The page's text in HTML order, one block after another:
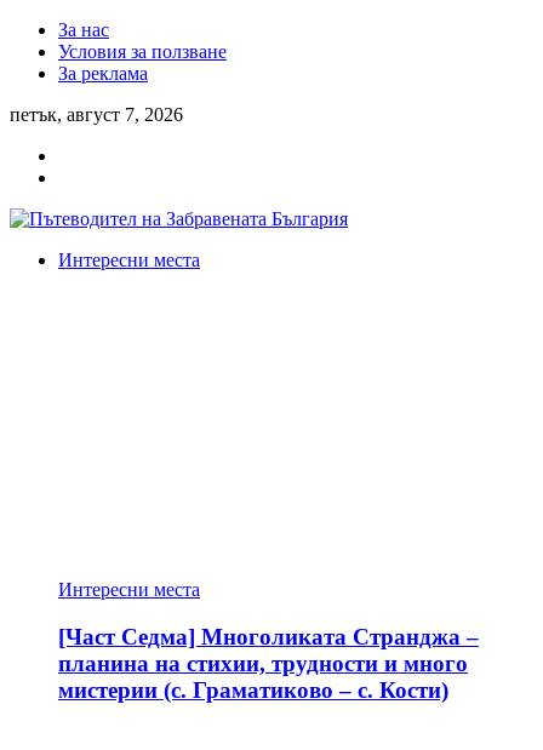
За нас
Условия за ползване
За реклама
петък, август 7, 2026
Интересни места
Интересни места
[Част Седма] Многоликата Странджа –
планина на стихии, трудности и много
мистерии (с. Граматиково – с. Кости)